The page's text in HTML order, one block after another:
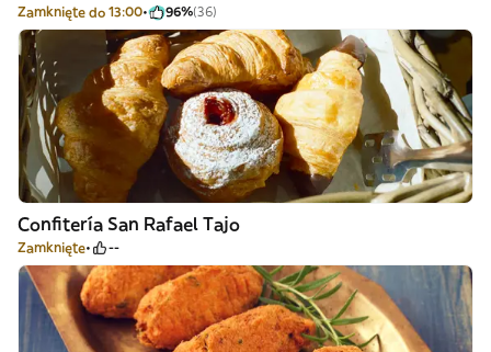
Zamknięte do 13:00 96%(36)
Confitería San Rafael Tajo
Zamknięte --